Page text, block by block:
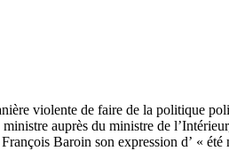
auprès du ministre de
Baroin son expression d’ «